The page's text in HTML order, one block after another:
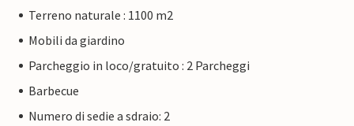
Terreno naturale : 1100 m2
Mobili da giardino
Parcheggio in loco/gratuito : 2 Parcheggi
Barbecue
Numero di sedie a sdraio: 2